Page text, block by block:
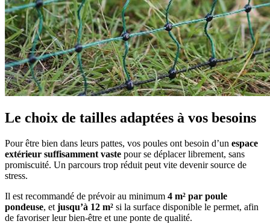
Le choix de tailles adaptées à vos besoins
Pour être bien dans leurs pattes, vos poules ont besoin d’un espace
extérieur suffisamment vaste pour se déplacer librement, sans
promiscuité. Un parcours trop réduit peut vite devenir source de
stress.
Il est recommandé de prévoir au minimum 4 m² par poule
pondeuse, et jusqu’à 12 m² si la surface disponible le permet, afin
de favoriser leur bien-être et une ponte de qualité.